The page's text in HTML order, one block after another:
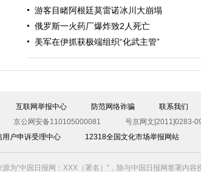
游客目睹阿根廷莫雷诺冰川大崩塌
俄罗斯一火药厂爆炸致2人死亡
美军在伊抓获极端组织“化武主管”
互联网举报中心 防范网络诈骗 联系我们
京公网安备110105000081 号京网文[2011]0283-
用户申诉受理中心
12318全国文化市场举报网站
为“中国日报网：XXX（署名）”，除与中国日报网签署内